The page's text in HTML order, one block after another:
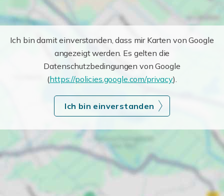
Ich bin damit einverstanden, dass mir Karten von Google
angezeigt werden. Es gelten die
Datenschutzbedingungen von Google
(https://policies.google.com/privacy).
Ich bin einverstanden